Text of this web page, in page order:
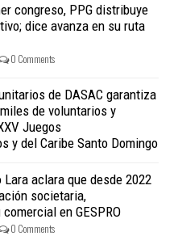
congreso, PPG distribuye
dice avanza en su ruta
0 Comments
de DASAC garantiza
de voluntarios y
Juegos
y del Caribe Santo Domingo
Lara aclara que desde 2022
societaria,
en GESPRO
0 Comments